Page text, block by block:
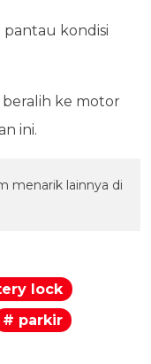
pantau kondisi
beralih ke motor
ini.
menarik lainnya di
lock
# parkir